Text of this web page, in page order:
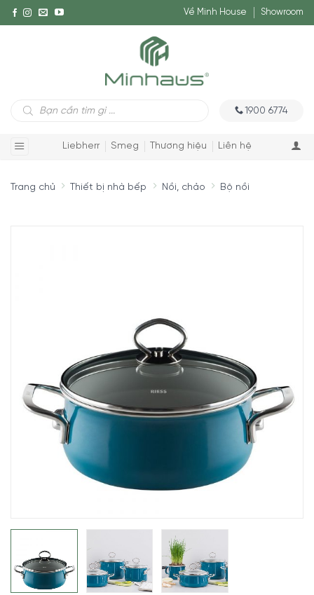
Về Minh House Showroom
Tìm
kiếm
1900 6774
Liebherr Smeg Thương hiệu Liên hệ
Trang chủ Thiết bị nhà bếp Nồi, chảo Bộ nồi